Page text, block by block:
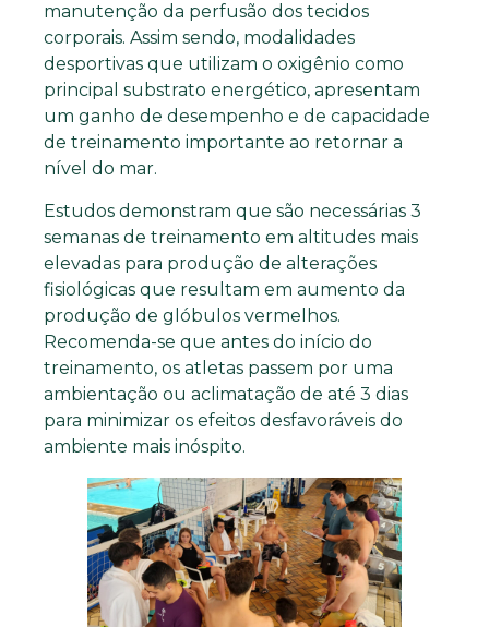
manutenção da perfusão dos tecidos
corporais. Assim sendo, modalidades
desportivas que utilizam o oxigênio como
principal substrato energético, apresentam
um ganho de desempenho e de capacidade
de treinamento importante ao retornar a
nível do mar.
Estudos demonstram que são necessárias 3
semanas de treinamento em altitudes mais
elevadas para produção de alterações
fisiológicas que resultam em aumento da
produção de glóbulos vermelhos.
Recomenda-se que antes do início do
treinamento, os atletas passem por uma
ambientação ou aclimatação de até 3 dias
para minimizar os efeitos desfavoráveis do
ambiente mais inóspito.